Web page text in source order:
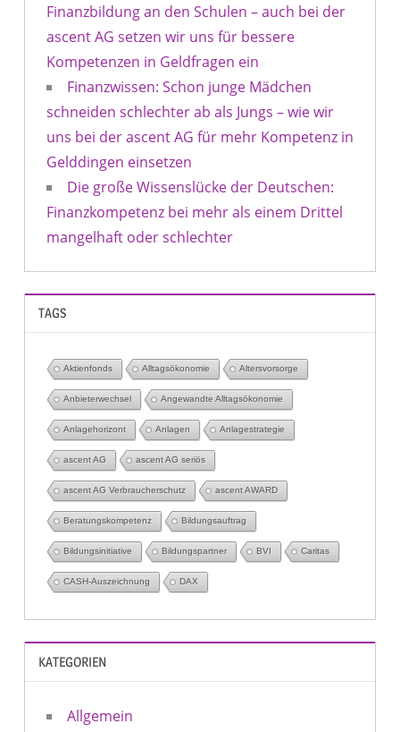
Finanzbildung an den Schulen – auch bei der
ascent AG setzen wir uns für bessere
Kompetenzen in Geldfragen ein
Finanzwissen: Schon junge Mädchen
schneiden schlechter ab als Jungs – wie wir
uns bei der ascent AG für mehr Kompetenz in
Gelddingen einsetzen
Die große Wissenslücke der Deutschen:
Finanzkompetenz bei mehr als einem Drittel
mangelhaft oder schlechter
TAGS
Aktienfonds Alltagsökonomie Altersvorsorge
Anbieterwechsel Angewandte Alltagsökonomie
Anlagehorizont Anlagen Anlagestrategie
ascent AG ascent AG seriös
ascent AG Verbraucherschutz ascent AWARD
Beratungskompetenz Bildungsauftrag
Bildungsinitiative Bildungspartner BVI Caritas
CASH-Auszeichnung DAX
KATEGORIEN
Allgemein